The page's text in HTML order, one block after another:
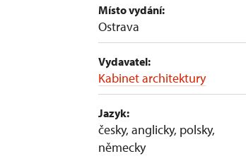
Místo vydání:
Ostrava
Vydavatel:
Kabinet architektury
Jazyk:
česky, anglicky, polsky,
německy